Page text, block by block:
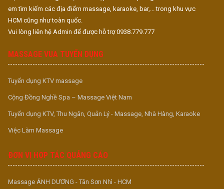
em tìm kiếm các địa điểm massage, karaoke, bar,... trong khu vực
HCM cũng như toàn quốc.
Vui lòng liên hệ Admin để được hỗ trợ 0938.779.777
MASSAGE VUA TUYỂN DỤNG
Tuyển dụng KTV massage
Cộng Đồng Nghề Spa – Massage Việt Nam
Tuyển dụng KTV, Thu Ngân, Quản Lý - Massage, Nhà Hàng, Karaoke
Việc Làm Massage
ĐƠN VỊ HỢP TÁC QUẢNG CÁO
Massage ÁNH DƯƠNG - Tân Sơn Nhì - HCM